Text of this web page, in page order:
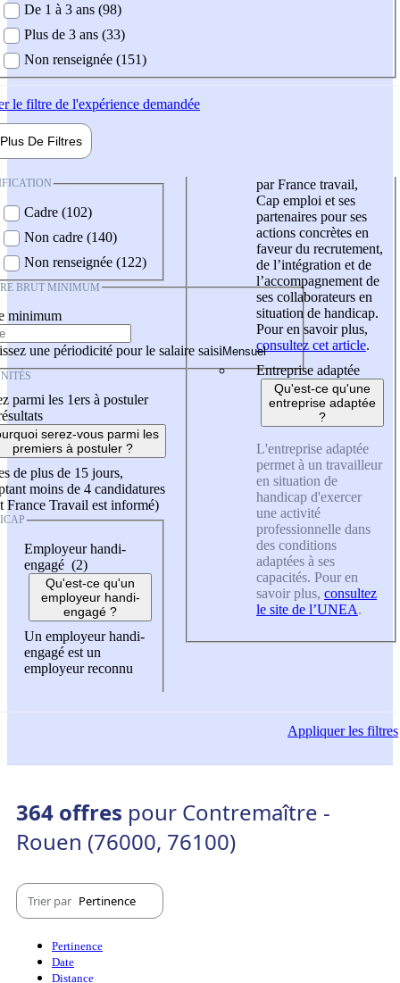
De 1 à 3 ans (98)
Plus de 3 ans (33)
Non renseignée (151)
le filtre de l'expérience demandée
Plus De Filtres
Cadre (102)
Non cadre (140)
Non renseignée (122)
BRUT MINIMUM
minimum
une périodicité pour le salaire saisi
parmi les 1ers à postuler
serez-vous parmi les
premiers à postuler ?
de plus de 15 jours,
moins de 4 candidatures
France Travail est informé)
Employeur handi-
engagé (2)
Qu'est-ce qu'un
employeur handi-
engagé ?
Un employeur handi-
engagé est un
employeur reconnu
par France travail,
Cap emploi et ses
partenaires pour ses
actions concrètes en
faveur du recrutement,
de l’intégration et de
l’accompagnement de
ses collaborateurs en
situation de handicap.
Pour en savoir plus,
consultez cet article.
Entreprise adaptée
Qu'est-ce qu'une
entreprise adaptée
?
L'entreprise adaptée
permet à un travailleur
en situation de
handicap d'exercer
une activité
professionnelle dans
des conditions
adaptées à ses
capacités. Pour en
savoir plus, consultez
le site de l’UNEA.
Appliquerles filtres
364 offres pour Contremaître -
Rouen (76000, 76100)
Trier par Pertinence
Pertinence
Date
Distance